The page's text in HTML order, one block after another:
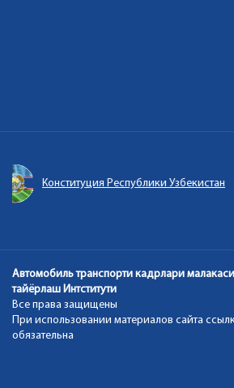
Единый портал
Автомобиль транспорти кадрлари
тайёрлаш Интститути
Все права защищены
При использовании материалов сайта
обязательна